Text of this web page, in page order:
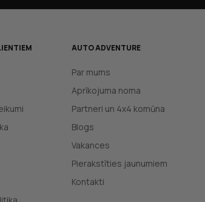
AUTO ADVENTURE
Par mums
Aprīkojuma noma
Partneri un 4x4 komūna
Blogs
Vakances
Pierakstīties jaunumiem
Kontakti